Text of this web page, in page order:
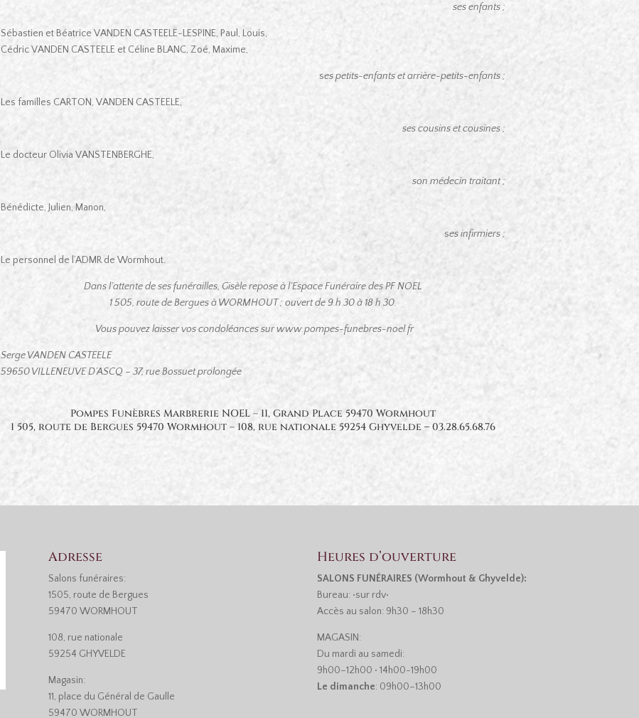
ses enfants ;
Sébastien et Béatrice VANDEN CASTEELE-LESPINE, Paul, Louis,
Cédric VANDEN CASTEELE et Céline BLANC, Zoé, Maxime,
ses petits-enfants et arrière-petits-enfants ;
Les familles CARTON, VANDEN CASTEELE,
ses cousins et cousines ;
Le docteur Olivia VANSTENBERGHE,
son médecin traitant ;
Bénédicte, Julien, Manon,
ses infirmiers ;
Le personnel de l’ADMR de Wormhout.
Dans l’attente de ses funérailles, Gisèle repose à l’Espace Funéraire des PF NOEL
1 505, route de Bergues à WORMHOUT ;ouvert de 9 h 30 à 18 h 30.
Vous pouvez laisser vos condoléancessur www.pompes-funebres-noel.fr
Serge VANDEN CASTEELE
59650 VILLENEUVE D’ASCQ – 37, rue Bossuet prolongée
Pompes Funèbres Marbrerie NOEL – 11, Grand Place 59470 Wormhout
1 505, route de Bergues 59470 Wormhout – 108, rue nationale 59254 Ghyvelde–03.28.65.68.76
Adresse
Salons funéraires:
1505, route de Bergues
59470 WORMHOUT
108, rue nationale
59254 GHYVELDE
Magasin:
11, place du Général de Gaulle
59470 WORMHOUT
Heures d’ouverture
SALONS FUNÉRAIRES (Wormhout & Ghyvelde):
Bureau: •sur rdv•
Accès au salon: 9h30 – 18h30
MAGASIN:
Du mardi au samedi:
9h00–12h00 • 14h00-19h00
Le dimanche: 09h00–13h00